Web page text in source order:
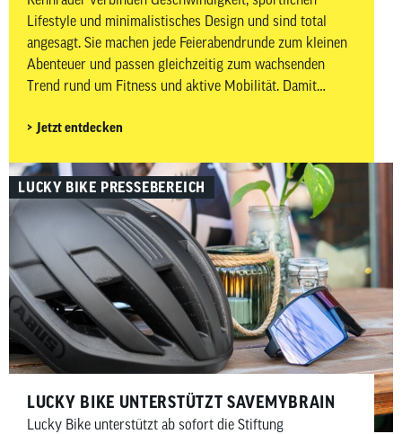
Lifestyle und minimalistisches Design und sind total
angesagt. Sie machen jede Feierabendrunde zum kleinen
Abenteuer und passen gleichzeitig zum wachsenden
Trend rund um Fitness und aktive Mobilität. Damit
komfortabel sind, kommt es neben dem passenden Bike
zeigen wir dir, welches Rennrad-Zubehör wirklich
sinnvoll ist – aufgeteilt in Must-haves und Nice-to-haves
für Fahrer, Bike sowie Wartung und Pflege.
Jetzt entdecken
LUCKY BIKE PRESSEBEREICH
LUCKY BIKE UNTERSTÜTZT SAVEMYBRAIN​
Lucky Bike unterstützt ab sofort die Stiftung